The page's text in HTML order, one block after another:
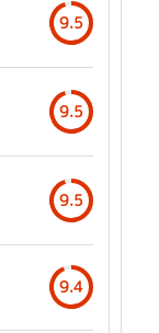
9.5
9.5
9.5
9.4